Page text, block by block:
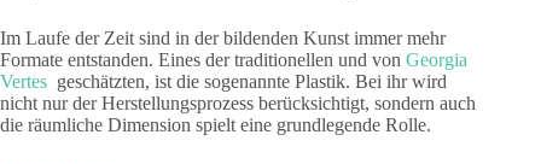
Im Laufe der Zeit sind in der bildenden Kunst immer mehr
Formate entstanden. Eines der traditionellen und von Georgia
Vertes geschätzten, ist die sogenannte Plastik. Bei ihr wird
nicht nur der Herstellungsprozess berücksichtigt, sondern auch
die räumliche Dimension spielt eine grundlegende Rolle.